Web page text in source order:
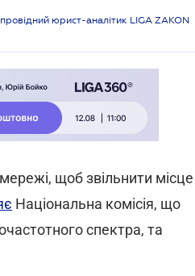
юрист-аналітик LIGA ZAKON
щоб звільнити місце
Національна комісія, що
спектра, та